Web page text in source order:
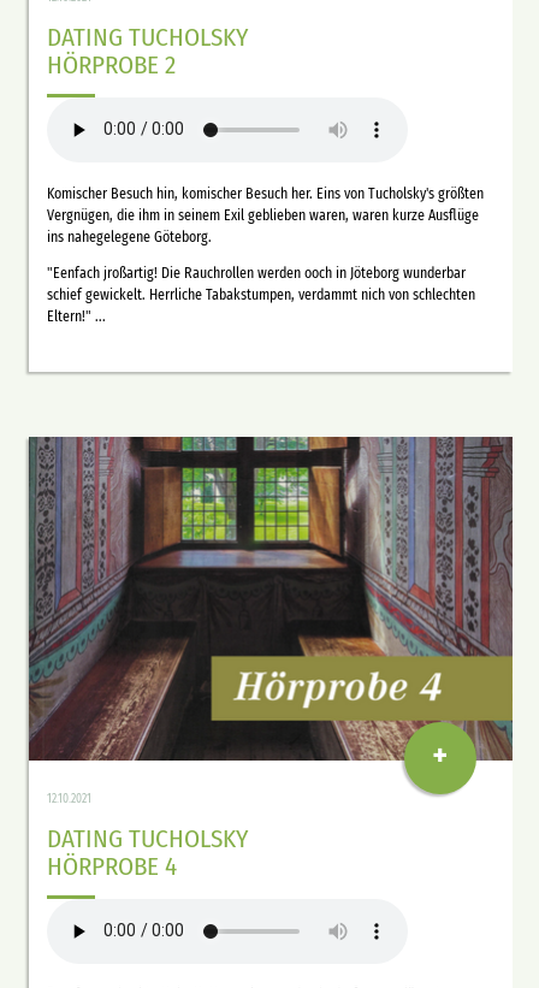
DATING TUCHOLSKY
HÖRPROBE 2
Komischer Besuch hin, komischer Besuch her. Eins von Tucholsky's größten
Vergnügen, die ihm in seinem Exil geblieben waren, waren kurze Ausflüge
ins nahegelegene Göteborg.
"Eenfach jroßartig! Die Rauchrollen werden ooch in Jöteborg wunderbar
schief gewickelt. Herrliche Tabakstumpen, verdammt nich von schlechten
Eltern!" ...
12.10.2021
DATING TUCHOLSKY
HÖRPROBE 4
+